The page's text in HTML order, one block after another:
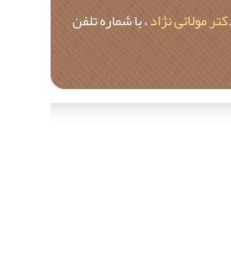
مولائی نژاد، با شماره تلفن